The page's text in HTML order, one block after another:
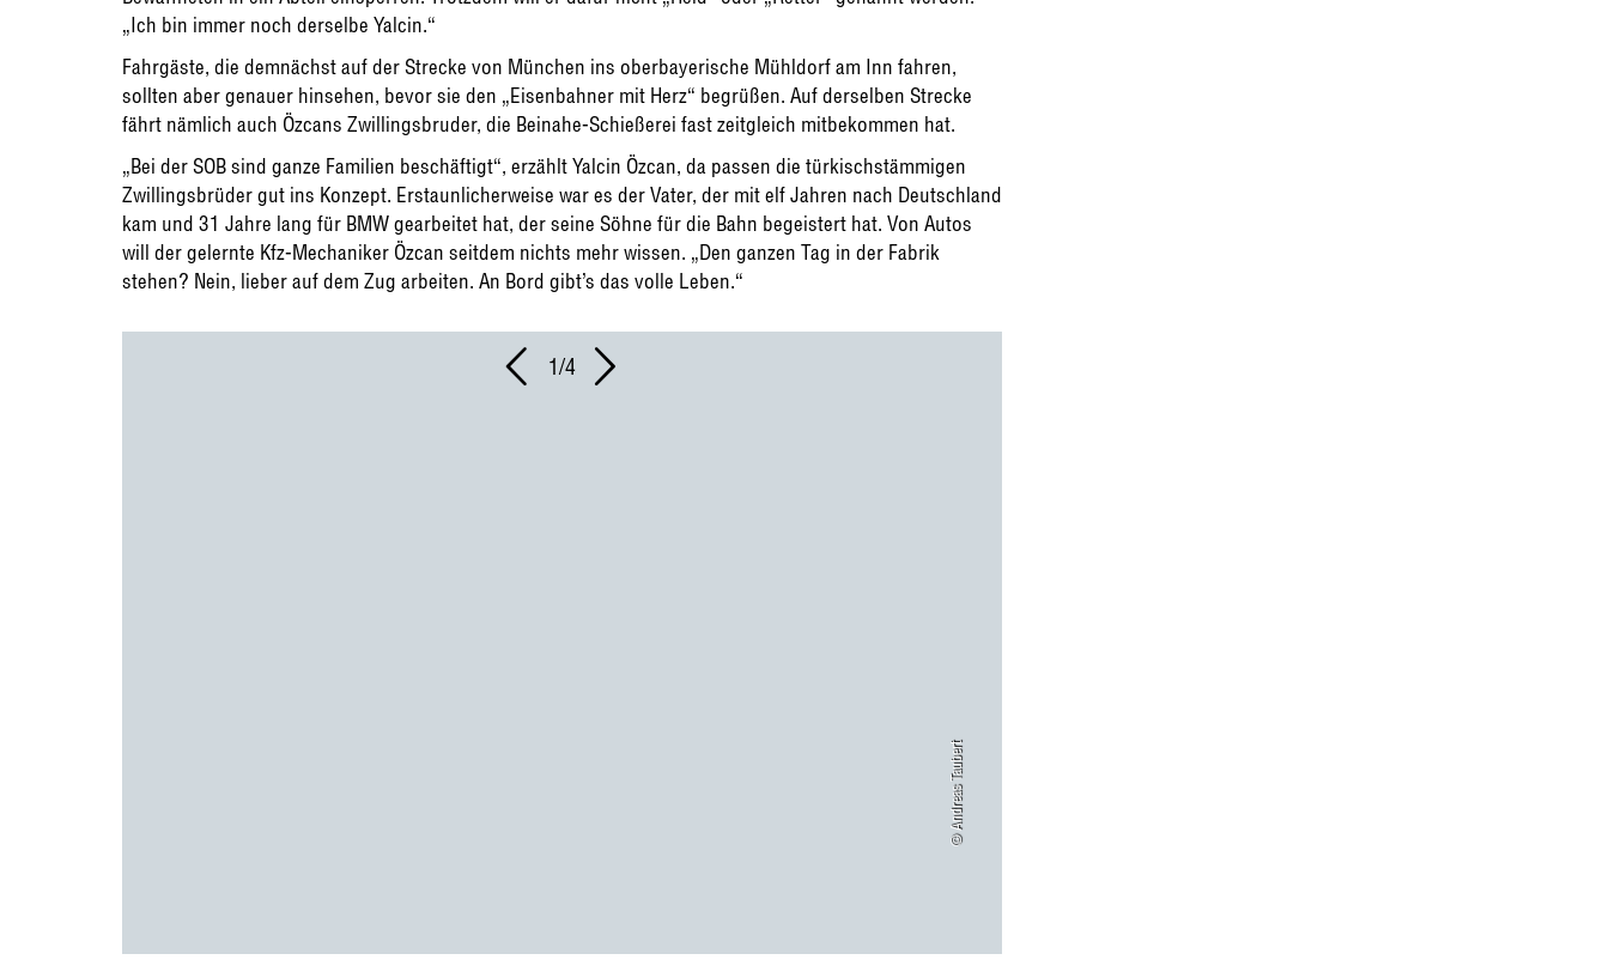
„Ich bin immer noch derselbe Yalcin.“
Fahrgäste, die demnächst auf der Strecke von München ins oberbayerische Mühldorf am Inn fahren,
sollten aber genauer hinsehen, bevor sie den „Eisenbahner mit Herz“ begrüßen. Auf derselben Strecke
fährt nämlich auch Özcans Zwillingsbruder, die Beinahe-Schießerei fast zeitgleich mitbekommen hat.
„Bei der SOB sind ganze Familien beschäftigt“, erzählt Yalcin Özcan, da passen die türkischstämmigen
Zwillingsbrüder gut ins Konzept. Erstaunlicherweise war es der Vater, der mit elf Jahren nach Deutschland
kam und 31 Jahre lang für BMW gearbeitet hat, der seine Söhne für die Bahn begeistert hat. Von Autos
will der gelernte Kfz-Mechaniker Özcan seitdem nichts mehr wissen. „Den ganzen Tag in der Fabrik
stehen? Nein, lieber auf dem Zug arbeiten. An Bord gibt’s das volle Leben.“
© Andreas Taubert
1/4